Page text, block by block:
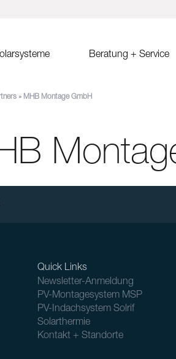
Montagesystem MSP
MSP Gründach
MSP Flachdach Süd
Beratung + Service
SPT
» MHB Montage GmbH
Quick Links
Newsletter-Anmeldung
PV-Montagesystem MSP
PV-Indachsystem Solrif
Solarthermie
Kontakt + Standorte